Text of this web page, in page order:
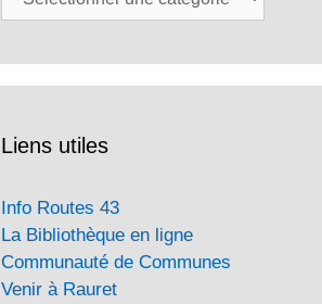
Liens utiles
Info Routes 43
La Bibliothèque en ligne
Communauté de Communes
Venir à Rauret